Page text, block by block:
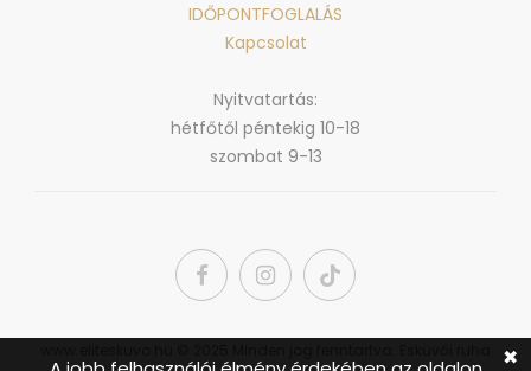
IDŐPONTFOGLALÁS
Kapcsolat
Nyitvatartás:
hétfőtől péntekig 10-18
szombat 9-13
✖